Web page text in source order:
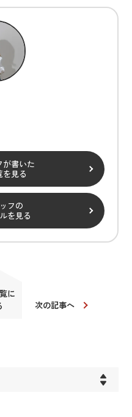
が書いた
を見る
フの
を見る
に
次の記事へ